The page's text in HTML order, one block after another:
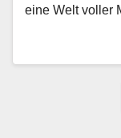
eine Welt voller